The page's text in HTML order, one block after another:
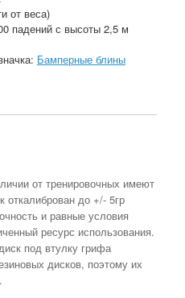
от веса)
падений с высоты 2,5 м
Бамперные блины
от тренировочных имеют
откалиброван до +/- 5гр
и равные условия
ресурс использования.
под втулку грифа
дисков, поэтому их